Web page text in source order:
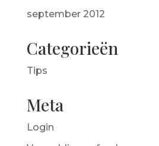
september 2012
Categorieën
Tips
Meta
Login